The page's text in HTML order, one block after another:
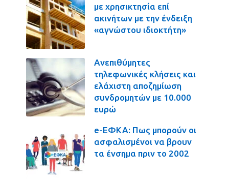
με χρησικτησία επί
ακινήτων με την ένδειξη
«αγνώστου ιδιοκτήτη»
Ανεπιθύμητες
τηλεφωνικές κλήσεις και
ελάχιστη αποζημίωση
συνδρομητών με 10.000
ευρώ
e-ΕΦΚΑ: Πως μπορούν οι
ασφαλισμένοι να βρουν
τα ένσημα πριν το 2002